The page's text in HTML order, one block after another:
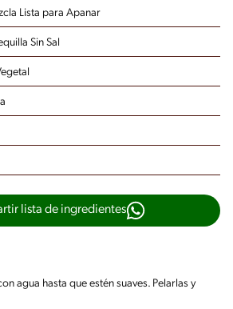
Lista para Apanar
Sin Sal
lista de ingredientes
agua hasta que estén suaves. Pelarlas y